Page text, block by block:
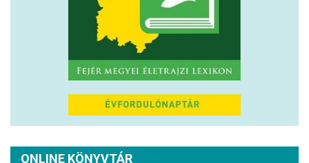
ONLINE KÖNYVTÁR